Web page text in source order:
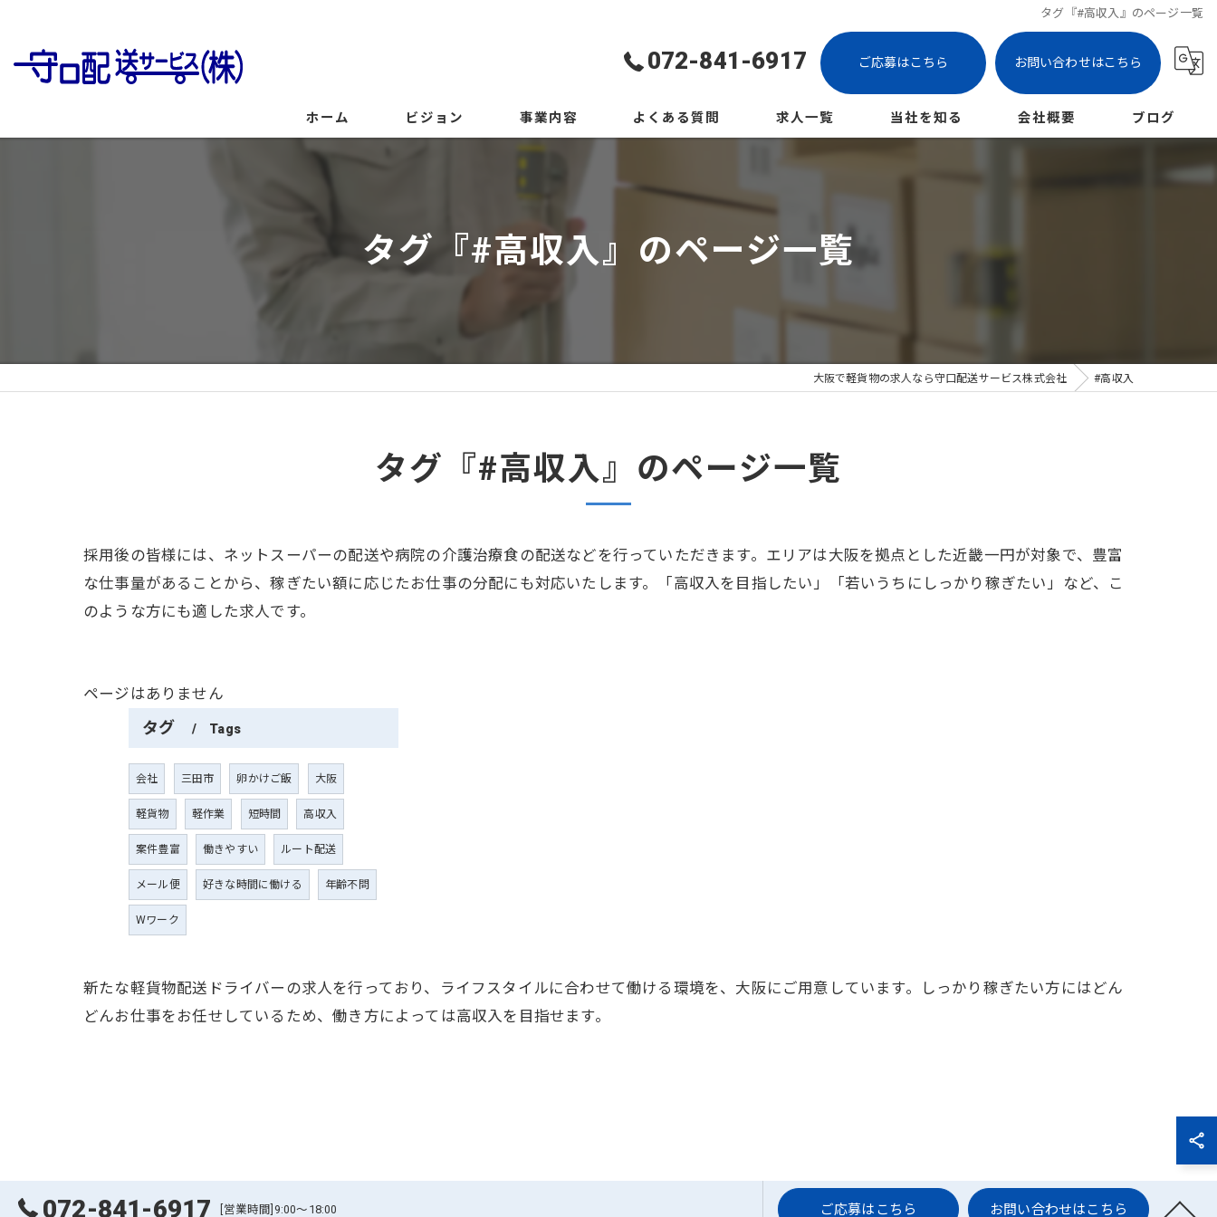
タグ『#高収入』のページ一覧
072-841-6917 ご応募はこちら お問い合わせはこちら
ホーム ビジョン 事業内容 よくある質問 求人一覧 当社を知る 会社概要 ブログ
タグ『#高収入』のページ一覧
大阪で軽貨物の求人なら守口配送サービス株式会社 #高収入
タグ『#高収入』のページ一覧
採用後の皆様には、ネットスーパーの配送や病院の介護治療食の配送などを行っていただきます。エリアは大阪を拠点とした近畿一円が対象で、豊富
な仕事量があることから、稼ぎたい額に応じたお仕事の分配にも対応いたします。「高収入を目指したい」「若いうちにしっかり稼ぎたい」など、こ
のような方にも適した求人です。
ページはありません
タグ Tags
会社 三田市 卵かけご飯 大阪
軽貨物 軽作業 短時間 高収入
案件豊富 働きやすい ルート配送
メール便 好きな時間に働ける 年齢不問
Wワーク
新たな軽貨物配送ドライバーの求人を行っており、ライフスタイルに合わせて働ける環境を、大阪にご用意しています。しっかり稼ぎたい方にはどん
どんお仕事をお任せしているため、働き方によっては高収入を目指せます。
072-841-6917 [営業時間]9:00～18:00 ご応募はこちら お問い合わせはこちら